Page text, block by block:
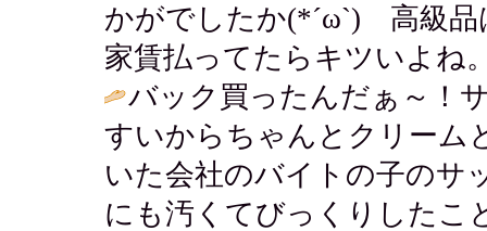
かがでしたか(*´ω`) 高級品
家賃払ってたらキツいよね
バック買ったんだぁ～！
すいからちゃんとクリーム
いた会社のバイトの子のサ
にも汚くてびっくりしたこ